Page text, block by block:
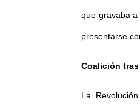
que gravaba
presentarse
Coalición
La